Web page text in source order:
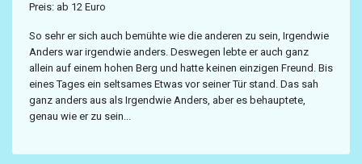
Preis: ab 12 Euro
So sehr er sich auch bemühte wie die anderen zu sein, Irgendwie
Anders war irgendwie anders. Deswegen lebte er auch ganz
allein auf einem hohen Berg und hatte keinen einzigen Freund. Bis
eines Tages ein seltsames Etwas vor seiner Tür stand. Das sah
ganz anders aus als Irgendwie Anders, aber es behauptete,
genau wie er zu sein...